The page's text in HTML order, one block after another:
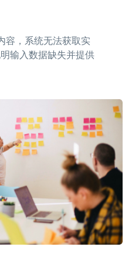
容，系统无法获取实
输入数据缺失并提供